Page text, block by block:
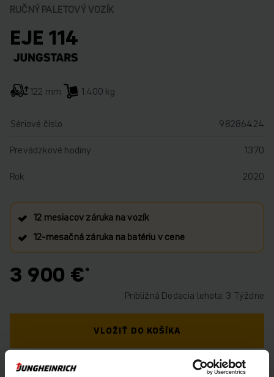
RUČNÝ PALETOVÝ VOZÍK
EJE 114
122 mm 1.400 kg
Sériové číslo
98286424
Prevádzkové hodiny
1370
Rok
2020
12 mesiacov záruka na vozík
12‑mesačná záruka na batériu v cene
3 900 €
Približná Dodacia lehota: 3 Týždne
VLOŽIŤ DO KOŠÍKA
MÁTE OTÁZKY TÝKAJÚCE SA TOHTO